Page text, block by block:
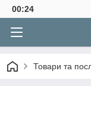
00:24
Товари та